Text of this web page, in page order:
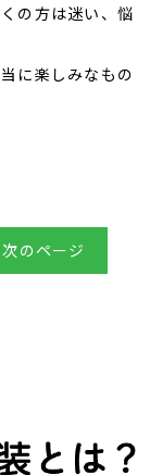
の方は迷い、悩
に楽しみなもの
次のページ